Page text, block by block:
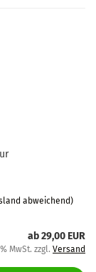
abweichend)
ab 29,00 EUR
MwSt. zzgl. Versand